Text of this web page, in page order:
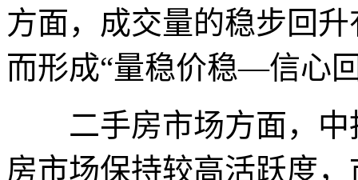
方面，成交量的稳步回
而形成“量稳价稳—信心
二手房市场方面，中
房市场保持较高活跃度